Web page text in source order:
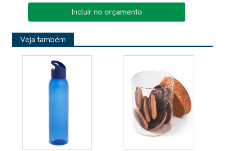
Incluir no orçamento
Veja também